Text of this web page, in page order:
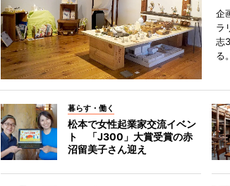
企
ラ
志
る。
暮らす・働く
松本で女性起業家交流イベン
ト 「J300」大賞受賞の赤
沼留美子さん迎え